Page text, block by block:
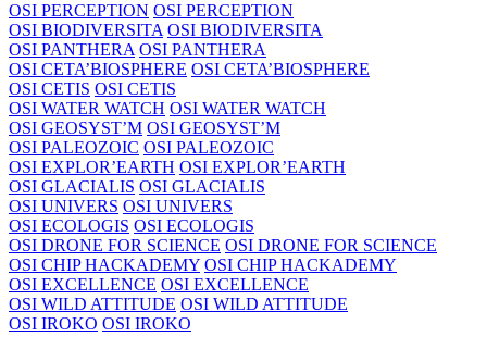
OSI PERCEPTION OSI PERCEPTION
OSI BIODIVERSITA OSI BIODIVERSITA
OSI PANTHERA OSI PANTHERA
OSI CETA’BIOSPHERE OSI CETA’BIOSPHERE
OSI CETIS OSI CETIS
OSI WATER WATCH OSI WATER WATCH
OSI GEOSYST’M OSI GEOSYST’M
OSI PALEOZOIC OSI PALEOZOIC
OSI EXPLOR’EARTH OSI EXPLOR’EARTH
OSI GLACIALIS OSI GLACIALIS
OSI UNIVERS OSI UNIVERS
OSI ECOLOGIS OSI ECOLOGIS
OSI DRONE FOR SCIENCE OSI DRONE FOR SCIENCE
OSI CHIP HACKADEMY OSI CHIP HACKADEMY
OSI EXCELLENCE OSI EXCELLENCE
OSI WILD ATTITUDE OSI WILD ATTITUDE
OSI IROKO OSI IROKO